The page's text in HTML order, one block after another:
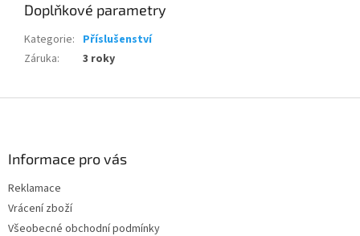
Doplňkové parametry
Kategorie: Příslušenství
Záruka: 3 roky
Informace pro vás
Reklamace
Vrácení zboží
Všeobecné obchodní podmínky